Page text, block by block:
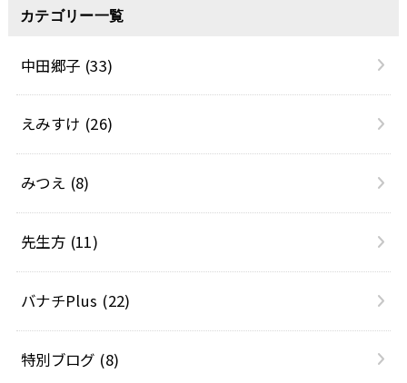
カテゴリー一覧
中田郷子 (33)
えみすけ (26)
みつえ (8)
先生方 (11)
バナチPlus (22)
特別ブログ (8)